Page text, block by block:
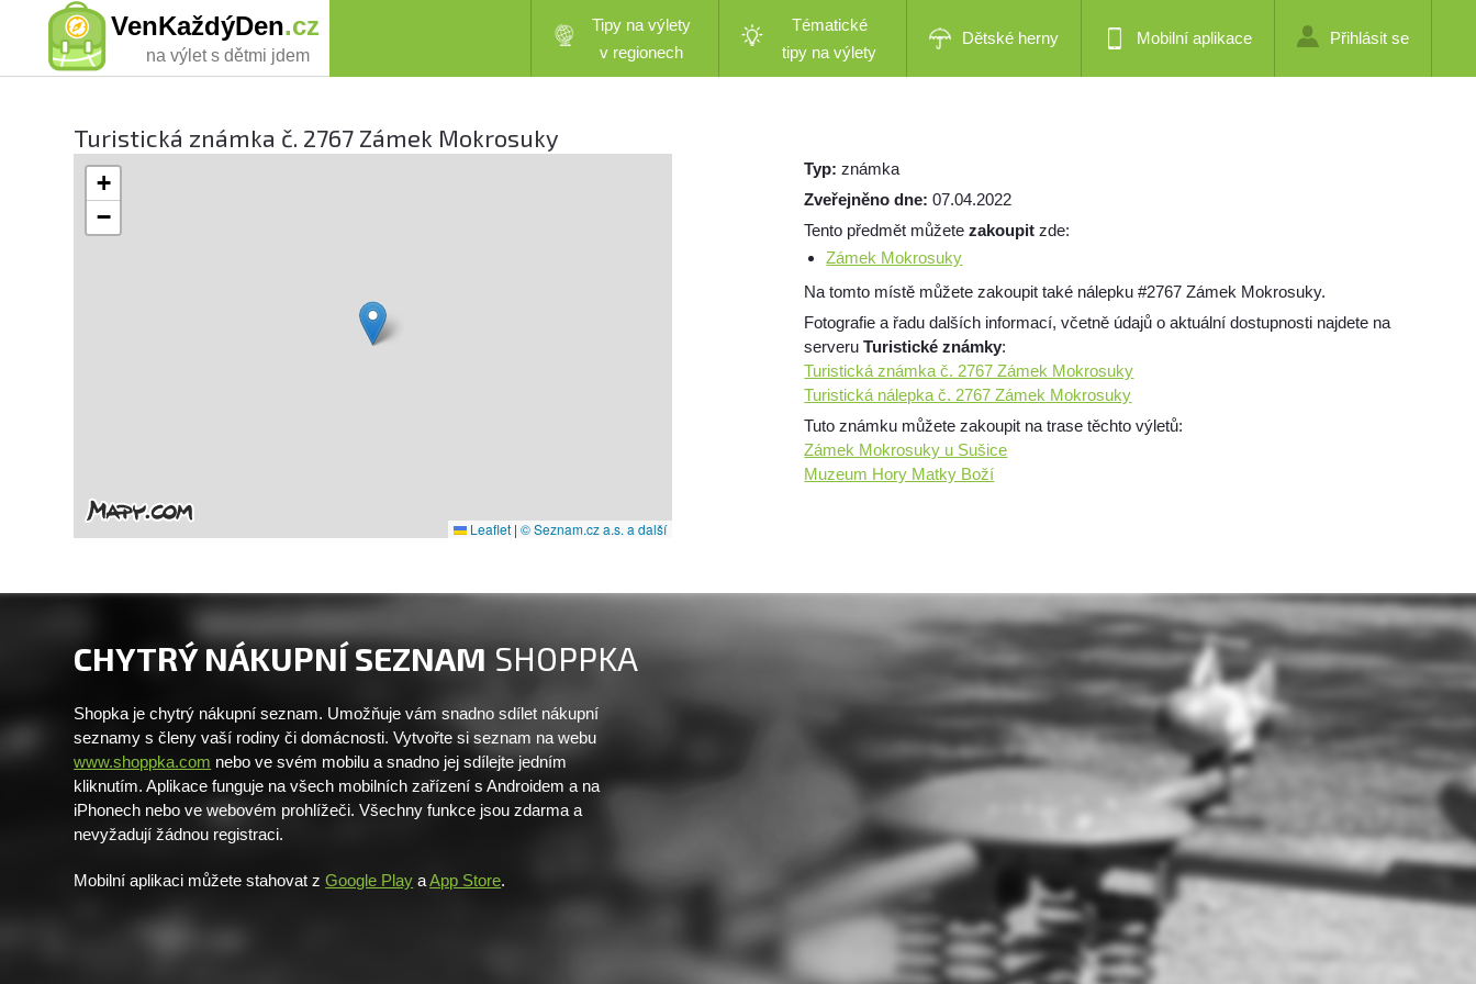
VenKaždýDen.cz
na výlet s dětmi jdem
Tipy na výlety
v regionech
Tématické
tipy na výlety
Dětské herny Mobilní aplikace Přihlásit se
Turistická známka č. 2767 Zámek Mokrosuky
+
−
Leaflet | © Seznam.cz a.s. a další
Typ:známka
Zveřejněno dne:07.04.2022
Tento předmět můžetezakoupit zde:
Zámek Mokrosuky
Na tomto místě můžete zakoupit také nálepku #2767 Zámek Mokrosuky.
Fotografie a řadu dalších informací, včetně údajů o aktuální dostupnosti najdete na
serveruTuristické známky:
Turistická známka č. 2767 Zámek Mokrosuky
Turistická nálepka č. 2767 Zámek Mokrosuky
Tuto známku můžete zakoupit na trase těchto výletů:
Zámek Mokrosuky u Sušice
Muzeum Hory Matky Boží
CHYTRÝ NÁKUPNÍ SEZNAM SHOPPKA
Shopka je chytrý nákupní seznam. Umožňuje vám snadno sdílet nákupní
seznamy s členy vaší rodiny či domácnosti. Vytvořte si seznam na webu
www.shoppka.com nebo ve svém mobilu a snadno jej sdílejte jedním
kliknutím. Aplikace funguje na všech mobilních zařízení s Androidem a na
iPhonech nebo ve webovém prohlížeči. Všechny funkce jsou zdarma a
nevyžadují žádnou registraci.
Mobilní aplikaci můžete stahovat zGoogle Play aApp Store.